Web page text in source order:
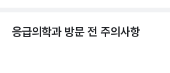
응급의학과 방문 전 주의사항